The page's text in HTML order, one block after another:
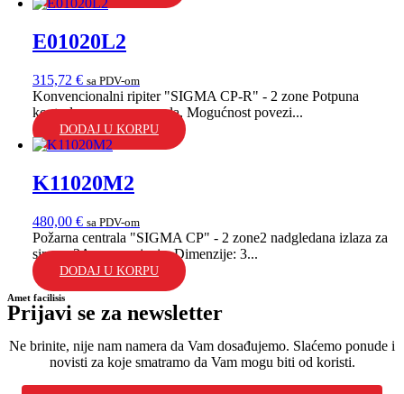
E01020L2
315,72 € sa PDV-om
Konvencionalni ripiter "SIGMA CP-R" - 2 zone Potpuna
kontrola osnovnog panela, Mogućnost povezi...
DODAJ U KORPU
K11020M2
480,00 € sa PDV-om
Požarna centrala "SIGMA CP" - 2 zone2 nadgledana izlaza za
sirene, 3Amp napajanje, Dimenzije: 3...
DODAJ U KORPU
Amet facilisis
Prijavi se za newsletter
Ne brinite, nije nam namera da Vam dosađujemo. Slaćemo ponude i
novisti za koje smatramo da Vam mogu biti od koristi.